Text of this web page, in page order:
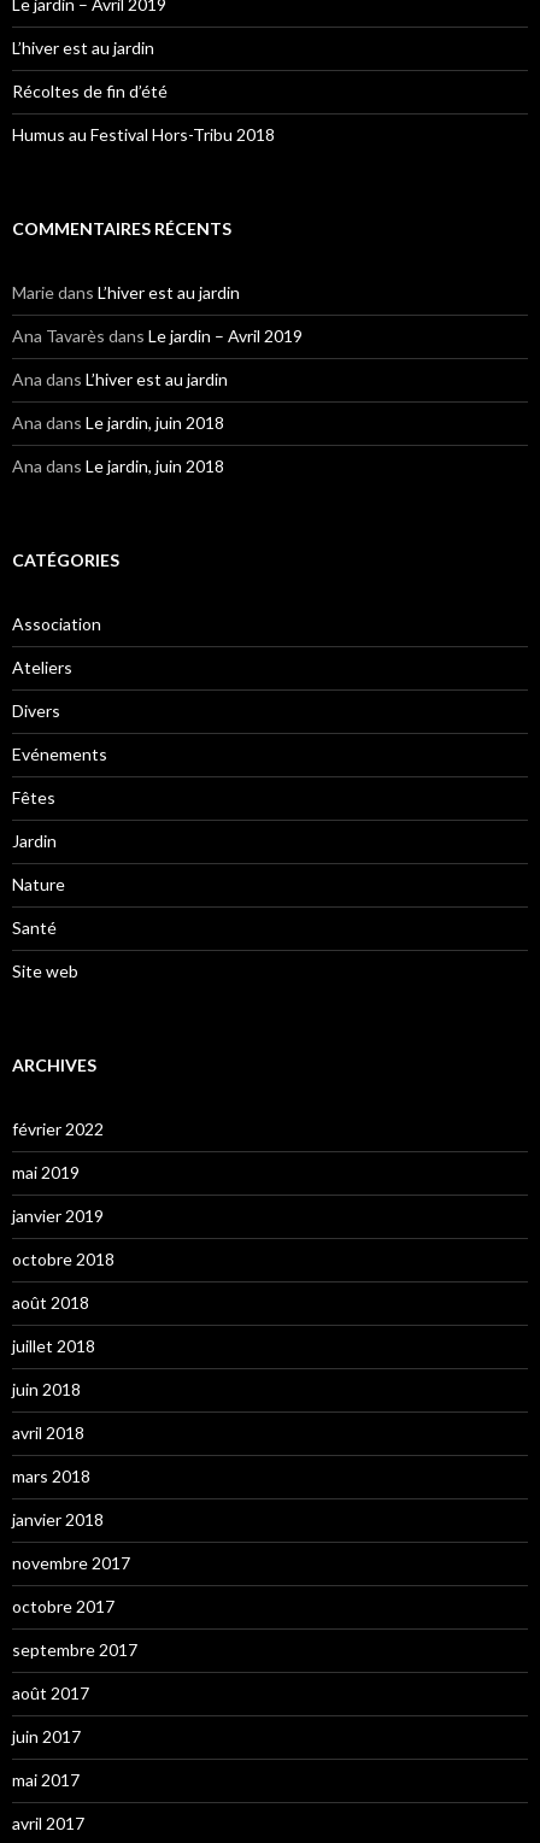
Le jardin – Avril 2019
L’hiver est au jardin
Récoltes de fin d’été
Humus au Festival Hors-Tribu 2018
COMMENTAIRES RÉCENTS
Mariedans L’hiver est au jardin
Ana Tavarès dans Le jardin – Avril 2019
Ana dans L’hiver est au jardin
Ana dans Le jardin, juin 2018
Ana dans Le jardin, juin 2018
CATÉGORIES
Association
Ateliers
Divers
Evénements
Fêtes
Jardin
Nature
Santé
Site web
ARCHIVES
février 2022
mai 2019
janvier 2019
octobre 2018
août 2018
juillet 2018
juin 2018
avril 2018
mars 2018
janvier 2018
novembre 2017
octobre 2017
septembre 2017
août 2017
juin 2017
mai 2017
avril 2017